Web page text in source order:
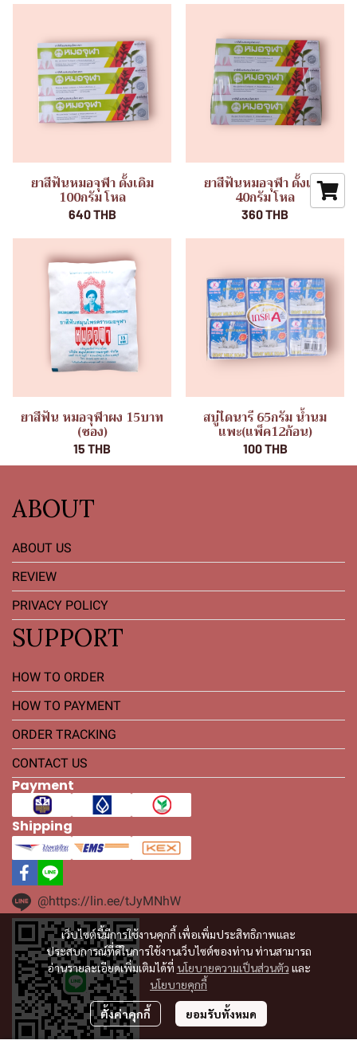
ยาสีฟันหมอจุฬา ดั้งเดิม
100กรัม โหล
640 THB
ยาสีฟันหมอจุฬา ดั้งเดิม
40กรัม โหล
360 THB
ยาสีฟัน หมอจุฬาผง 15บาท
(ซอง)
15 THB
สบู่ไดนารี 65กรัม น้ำนม
แพะ(แพ็ค12ก้อน)
100 THB
เว็บไซต์นี้มีการใช้งานคุกกี้ เพื่อเพิ่มประสิทธิภาพและ
ประสบการณ์ที่ดีในการใช้งานเว็บไซต์ของท่าน ท่านสามารถ
อ่านรายละเอียดเพิ่มเติมได้ที่ นโยบายความเป็นส่วนตัว และ
นโยบายคุกกี้
ตั้งค่าคุกกี้ ยอมรับทั้งหมด
ABOUT
ABOUT US
REVIEW
PRIVACY POLICY
SUPPORT
HOW TO ORDER
HOW TO PAYMENT
ORDER TRACKING
CONTACT US
Payment
Shipping
@https://lin.ee/tJyMNhW